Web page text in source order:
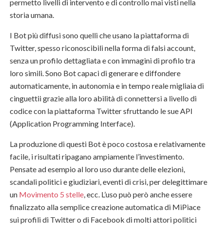
permetto livelli di intervento e di controllo mai visti nella
storia umana.
I Bot più diffusi sono quelli che usano la piattaforma di
Twitter, spesso riconoscibili nella forma di falsi account,
senza un profilo dettagliata e con immagini di profilo tra
loro simili. Sono Bot capaci di generare e diffondere
automaticamente, in autonomia e in tempo reale migliaia di
cinguettii grazie alla loro abilità di connettersi a livello di
codice con la piattaforma Twitter sfruttando le sue API
(Application Programming Interface).
La produzione di questi Bot è poco costosa e relativamente
facile, i risultati ripagano ampiamente l’investimento.
Pensate ad esempio al loro uso durante delle elezioni,
scandali politici e giudiziari, eventi di crisi, per delegittimare
un Movimento 5 stelle, ecc. L’uso può però anche essere
finalizzato alla semplice creazione automatica di MiPiace
sui profili di Twitter o di Facebook di molti attori politici